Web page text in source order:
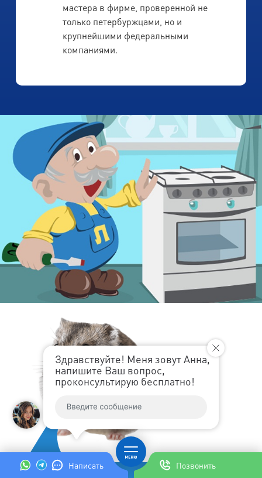
Написать Позвонить
Здравствуйте! Меня зовут Анна,
напишите Ваш вопрос,
проконсультирую бесплатно!
мастера в фирме, проверенной не
только петербуржцами, но и
крупнейшими федеральными
компаниями.